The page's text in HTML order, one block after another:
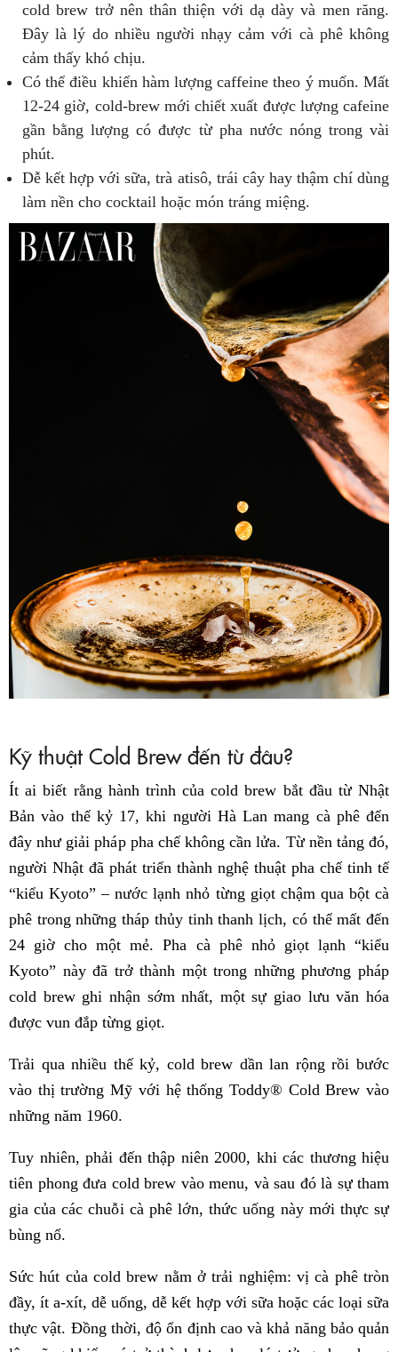
cold brew trở nên thân thiện với dạ dày và men răng.
Đây là lý do nhiều người nhạy cảm với cà phê không
cảm thấy khó chịu.
Có thể điều khiển hàm lượng caffeine theo ý muốn. Mất
12-24 giờ, cold-brew mới chiết xuất được lượng cafeine
gần bằng lượng có được từ pha nước nóng trong vài
phút.
Dễ kết hợp với sữa, trà atisô, trái cây hay thậm chí dùng
làm nền cho cocktail hoặc món tráng miệng.
Kỹ thuật Cold Brew đến từ đâu?
Ít ai biết rằng hành trình của cold brew bắt đầu từ Nhật
Bản vào thế kỷ 17, khi người Hà Lan mang cà phê đến
đây như giải pháp pha chế không cần lửa. Từ nền tảng đó,
người Nhật đã phát triển thành nghệ thuật pha chế tinh tế
“kiểu Kyoto” – nước lạnh nhỏ từng giọt chậm qua bột cà
phê trong những tháp thủy tinh thanh lịch, có thể mất đến
24 giờ cho một mẻ. Pha cà phê nhỏ giọt lạnh “kiểu
Kyoto” này đã trở thành một trong những phương pháp
cold brew ghi nhận sớm nhất, một sự giao lưu văn hóa
được vun đắp từng giọt.
Trải qua nhiều thế kỷ, cold brew dần lan rộng rồi bước
vào thị trường Mỹ với hệ thống Toddy® Cold Brew vào
những năm 1960.
Tuy nhiên, phải đến thập niên 2000, khi các thương hiệu
tiên phong đưa cold brew vào menu, và sau đó là sự tham
gia của các chuỗi cà phê lớn, thức uống này mới thực sự
bùng nổ.
Sức hút của cold brew nằm ở trải nghiệm: vị cà phê tròn
đầy, ít a-xít, dễ uống, dễ kết hợp với sữa hoặc các loại sữa
thực vật. Đồng thời, độ ổn định cao và khả năng bảo quản